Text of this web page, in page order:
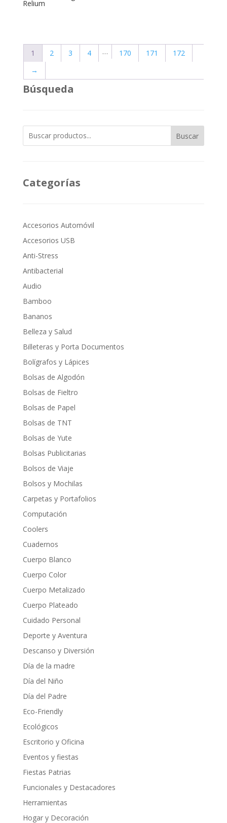
Búsqueda
Buscar
Categorías
Accesorios Automóvil
Accesorios USB
Anti-Stress
Antibacterial
Audio
Bamboo
Bananos
Belleza y Salud
Billeteras y Porta Documentos
Bolígrafos y Lápices
Bolsas de Algodón
Bolsas de Fieltro
Bolsas de Papel
Bolsas de TNT
Bolsas de Yute
Bolsas Publicitarias
Bolsos de Viaje
Bolsos y Mochilas
Carpetas y Portafolios
Computación
Coolers
Cuadernos
Cuerpo Blanco
Cuerpo Color
Cuerpo Metalizado
Cuerpo Plateado
Cuidado Personal
Deporte y Aventura
Descanso y Diversión
Día de la madre
Día del Niño
Día del Padre
Eco-Friendly
Ecológicos
Escritorio y Oficina
Eventos y fiestas
Fiestas Patrias
Funcionales y Destacadores
Herramientas
Hogar y Decoración
Relium
1 2 3 4 … 170 171
172
→